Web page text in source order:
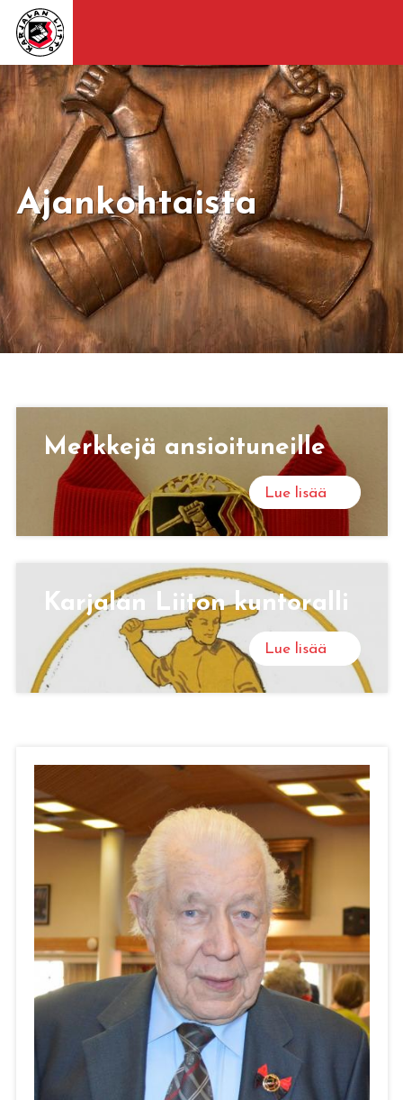
Ajankohtaista
Merk­ke­jä an­sioi­tu­neil­le
Lue lisää
Kar­ja­lan Lii­ton kun­to­ral­li
Lue lisää